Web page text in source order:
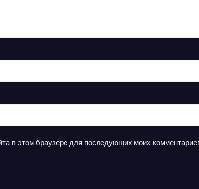
в этом браузере для последующих моих